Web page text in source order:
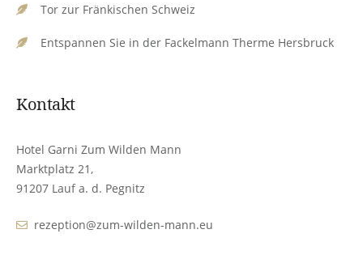
Tor zur Fränkischen Schweiz
Entspannen Sie in der Fackelmann Therme Hersbruck
Kontakt
Hotel Garni Zum Wilden Mann
Marktplatz 21,
91207 Lauf a. d. Pegnitz
rezeption@zum-wilden-mann.eu